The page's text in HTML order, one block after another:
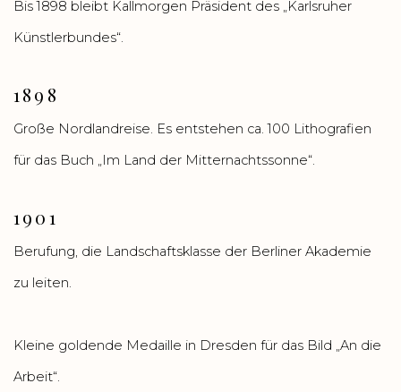
Bis 1898 bleibt Kallmorgen Präsident des „Karlsruher
Künstlerbundes“.
1898
Große Nordlandreise. Es entstehen ca. 100 Lithografien
für das Buch „Im Land der Mitternachtssonne“.
1901
Berufung, die Landschaftsklasse der Berliner Akademie
zu leiten.
Kleine goldende Medaille in Dresden für das Bild „An die
Arbeit“.